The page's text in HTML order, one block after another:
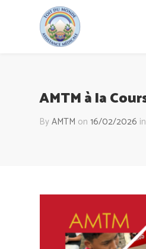
AMTM à la
ByAMTM on 16/02/2026 in